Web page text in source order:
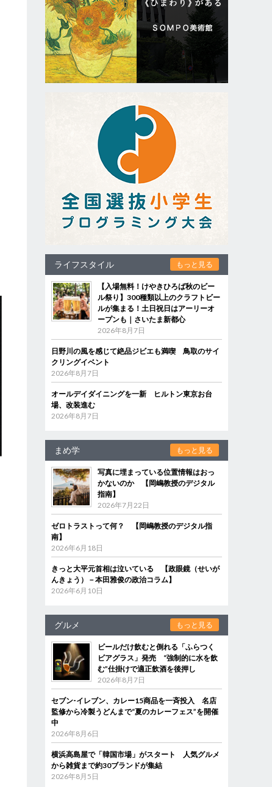
ライフスタイル もっと見る
【入場無料！けやきひろば秋のビー
ル祭り】300種類以上のクラフトビー
ルが集まる！土日祝日はアーリーオ
ープンも｜さいたま新都心
2026年8月7日
日野川の風を感じて絶品ジビエも満喫 鳥取のサイ
クリングイベント
2026年8月7日
オールデイダイニングを一新 ヒルトン東京お台
場、改装進む
2026年8月7日
まめ学 もっと見る
写真に埋まっている位置情報はおっ
かないのか 【岡嶋教授のデジタル
指南】
2026年7月22日
ゼロトラストって何？ 【岡嶋教授のデジタル指
南】
2026年6月18日
きっと大平元首相は泣いている 【政眼鏡（せいが
んきょう）－本田雅俊の政治コラム】
2026年6月10日
グルメ もっと見る
ビールだけ飲むと倒れる「ふらつく
ビアグラス」発売 “強制的に水を飲
む”仕掛けで適正飲酒を後押し
2026年8月7日
セブン‐イレブン、カレー15商品を一斉投入 名店
監修から冷製うどんまで“夏のカレーフェス”を開催
中
2026年8月6日
横浜高島屋で「韓国市場」がスタート 人気グルメ
から雑貨まで約30ブランドが集結
2026年8月5日